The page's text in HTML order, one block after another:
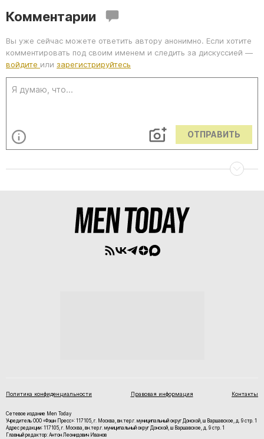
Комментарии
Вы уже сейчас можете ответить автору анонимно. Если хотите
комментировать под своим именем и следить за дискуссией —
войдите или зарегистрируйтесь
ОТПРАВИТЬ
Политика конфиденциальности Правовая информация Контакты
Сетевое издание Men Today
Учредитель ООО «Фэшн Пресс»: 117105, г. Москва, вн.тер.г. муниципальный округ Донской, ш Варшавское, д. 9 стр. 1
Адрес редакции: 117105, г. Москва, вн.тер.г. муниципальный округ Донской, ш Варшавское, д. 9 стр. 1
Главный редактор: Антон Леонидович Иванов